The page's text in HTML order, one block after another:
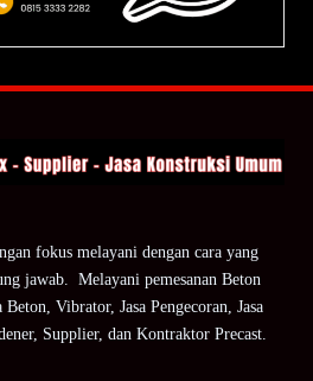
fokus melayani dengan cara yang
jawab. Melayani pemesanan Beton
Vibrator, Jasa Pengecoran, Jasa
Supplier, dan Kontraktor Precast.